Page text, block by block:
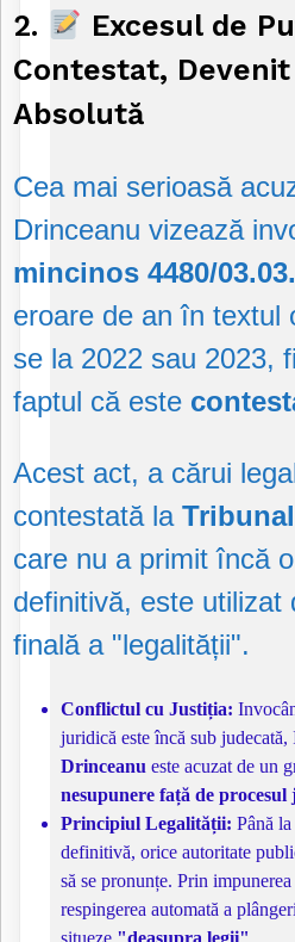
2.
Excesul de
Contestat,
Absolută
Cea mai serioasă
Drinceanu vizează
mincinos 4480/
eroare de an în textul
se la 2022 sau 2023,
faptul că este
Acest act, a cărui
contestată la
care nu a primit încă
definitivă, este utilizat
finală a "legalității".
Conflictul cu Justiția:
juridică este încă sub judecată,
Drinceanu este acuzat de un
nesupunere față de
Principiul Legalității: Până
definitivă, orice autoritate
să se pronunțe. Prin
respingerea automată a